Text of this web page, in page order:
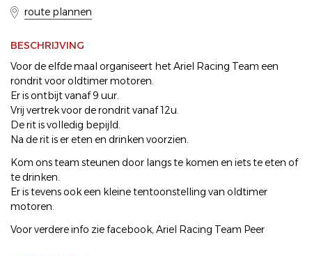
route plannen
BESCHRIJVING
Voor de elfde maal organiseert het Ariel Racing Team een
rondrit voor oldtimer motoren.
Er is ontbijt vanaf 9 uur.
Vrij vertrek voor de rondrit vanaf 12u.
De rit is volledig bepijld.
Na de rit is er eten en drinken voorzien.
Kom ons team steunen door langs te komen en iets te eten of
te drinken.
Er is tevens ook een kleine tentoonstelling van oldtimer
motoren.
Voor verdere info zie facebook, Ariel Racing Team Peer